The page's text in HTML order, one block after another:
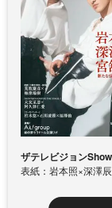
ザテレビジョン
表紙：岩本照×深澤